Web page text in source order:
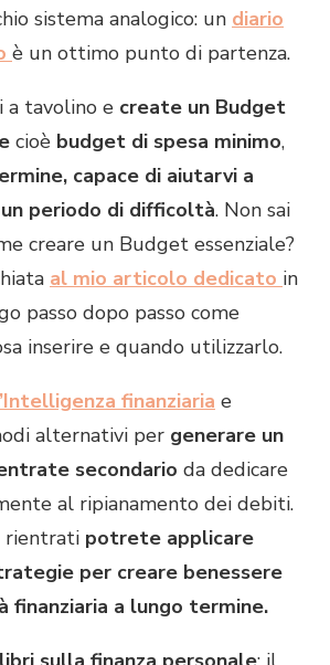
sistema analogico: un diario
è un ottimo punto di partenza.
tavolino e create un Budget
cioè budget di spesa minimo,
capace di aiutarvi a
periodo di difficoltà. Non sai
creare un Budget essenziale?
al mio articolo dedicato in
passo dopo passo come
inserire e quando utilizzarlo.
finanziaria e
alternativi per generare un
secondario da dedicare
al ripianamento dei debiti.
rientrati potrete applicare
per creare benessere
finanziaria a lungo termine.